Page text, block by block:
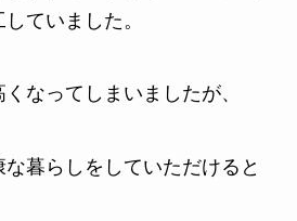
ていました。
なってしまいましたが、
暮らしをしていただけると